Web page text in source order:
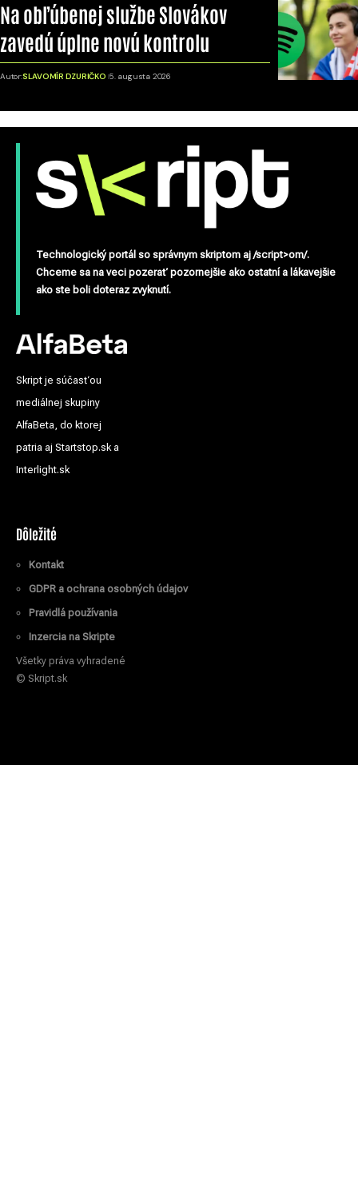
Na obľúbenej službe Slovákov
zavedú úplne novú kontrolu
Autor:SLAVOMÍR DZURIČKO 5. augusta 2026
Technologický portál so správnym skriptom aj /script>om/.
Chceme sa na veci pozerať pozornejšie ako ostatní a lákavejšie
ako ste boli doteraz zvyknutí.
Skript je súčasťou
mediálnej skupiny
AlfaBeta, do ktorej
patria aj Startstop.sk a
Interlight.sk
Dôležité
Kontakt
GDPR a ochrana osobných údajov
Pravidlá používania
Inzercia na Skripte
Všetky práva vyhradené
© Skript.sk